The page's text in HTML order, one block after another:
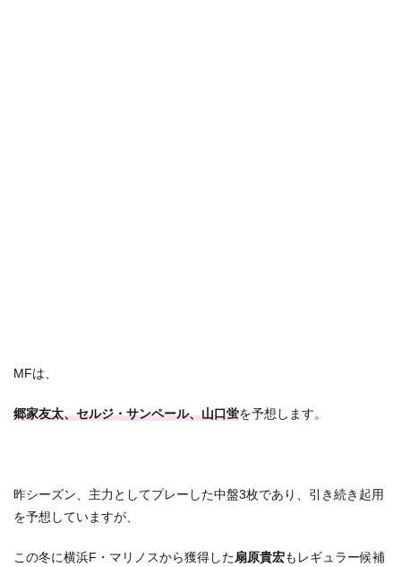
MFは、
郷家友太、セルジ・サンペール、山口蛍を予想します。
昨シーズン、主力としてプレーした中盤3枚であり、引き続き起用
を予想していますが、
この冬に横浜F・マリノスから獲得した扇原貴宏もレギュラー候補